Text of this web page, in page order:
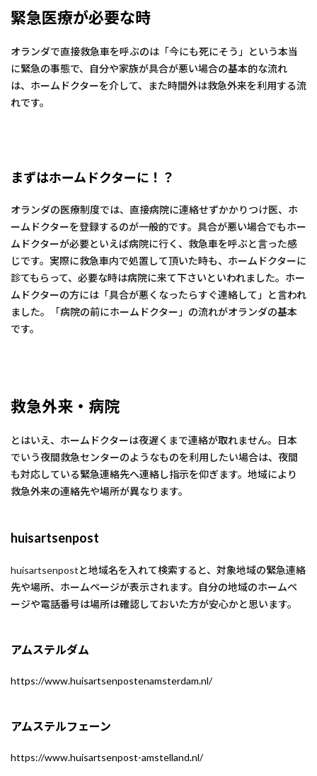
緊急医療が必要な時
オランダで直接救急車を呼ぶのは「今にも死にそう」という本当
に緊急の事態で、自分や家族が具合が悪い場合の基本的な流れ
は、ホームドクターを介して、また時間外は救急外来を利用する流
れです。
まずはホームドクターに！？
オランダの医療制度では、直接病院に連絡せずかかりつけ医、ホ
ームドクターを登録するのが一般的です。具合が悪い場合でもホー
ムドクターが必要といえば病院に行く、救急車を呼ぶと言った感
じです。実際に救急車内で処置して頂いた時も、ホームドクターに
診てもらって、必要な時は病院に来て下さいといわれました。ホー
ムドクターの方には「具合が悪くなったらすぐ連絡して」と言われ
ました。「病院の前にホームドクター」の流れがオランダの基本
です。
救急外来・病院
とはいえ、ホームドクターは夜遅くまで連絡が取れません。日本
でいう夜間救急センターのようなものを利用したい場合は、夜間
も対応している緊急連絡先へ連絡し指示を仰ぎます。地域により
救急外来の連絡先や場所が異なります。
huisartsenpost
huisartsenpostと地域名を入れて検索すると、対象地域の緊急連絡
先や場所、ホームページが表示されます。自分の地域のホームペ
ージや電話番号は場所は確認しておいた方が安心かと思います。
アムステルダム
https://www.huisartsenpostenamsterdam.nl/
アムステルフェーン
https://www.huisartsenpost-amstelland.nl/